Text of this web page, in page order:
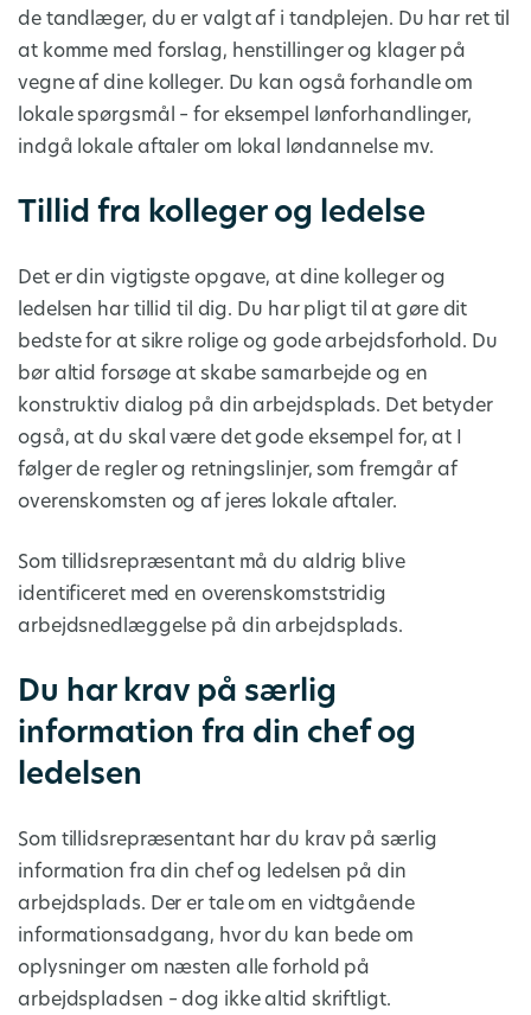
de tandlæger, du er valgt af i tandplejen. Du har ret til
at komme med forslag, henstillinger og klager på
vegne af dine kolleger. Du kan også forhandle om
lokale spørgsmål – for eksempel lønforhandlinger,
indgå lokale aftaler om lokal løndannelse mv.
Tillid fra kolleger og ledelse
Det er din vigtigste opgave, at dine kolleger og
ledelsen har tillid til dig. Du har pligt til at gøre dit
bedste for at sikre rolige og gode arbejdsforhold. Du
bør altid forsøge at skabe samarbejde og en
konstruktiv dialog på din arbejdsplads. Det betyder
også, at du skal være det gode eksempel for, at I
følger de regler og retningslinjer, som fremgår af
overenskomsten og af jeres lokale aftaler.
Som tillidsrepræsentant må du aldrig blive
identificeret med en overenskomststridig
arbejdsnedlæggelse på din arbejdsplads.
Du har krav på særlig
information fra din chef og
ledelsen
Som tillidsrepræsentant har du krav på særlig
information fra din chef og ledelsen på din
arbejdsplads. Der er tale om en vidtgående
informationsadgang, hvor du kan bede om
oplysninger om næsten alle forhold på
arbejdspladsen – dog ikke altid skriftligt.